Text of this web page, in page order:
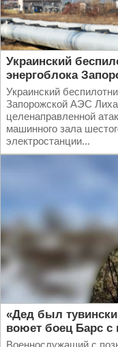
Украинский
энергоблока
Украинский
Запорожской АЭС
целенаправленной
машинного зала
электростанции...
«Дед был
воюет боец Барс
Военнослужащий с